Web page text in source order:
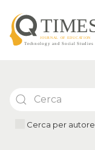
Cerca per autore